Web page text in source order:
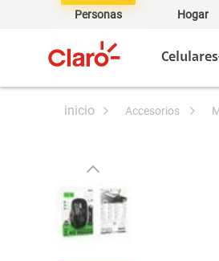
Personas Hogar
Celulares
accesorios